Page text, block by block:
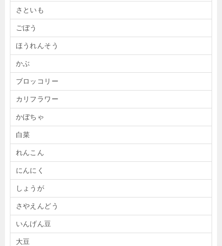
さといも
ごぼう
ほうれんそう
かぶ
ブロッコリー
カリフラワー
かぼちゃ
白菜
れんこん
にんにく
しょうが
さやえんどう
いんげん豆
大豆